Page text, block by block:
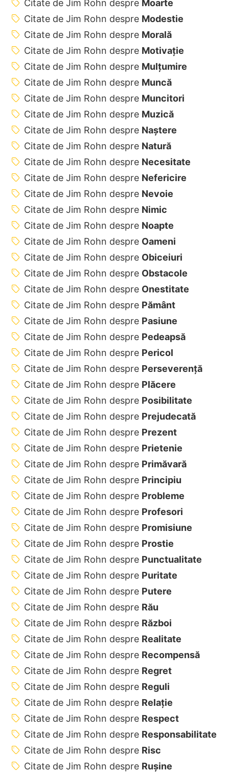
Citate de Jim Rohn despre Moarte
Citate de Jim Rohn despre Modestie
Citate de Jim Rohn despre Morală
Citate de Jim Rohn despre Motivație
Citate de Jim Rohn despre Mulțumire
Citate de Jim Rohn despre Muncă
Citate de Jim Rohn despre Muncitori
Citate de Jim Rohn despre Muzică
Citate de Jim Rohn despre Naștere
Citate de Jim Rohn despre Natură
Citate de Jim Rohn despre Necesitate
Citate de Jim Rohn despre Nefericire
Citate de Jim Rohn despre Nevoie
Citate de Jim Rohn despre Nimic
Citate de Jim Rohn despre Noapte
Citate de Jim Rohn despre Oameni
Citate de Jim Rohn despre Obiceiuri
Citate de Jim Rohn despre Obstacole
Citate de Jim Rohn despre Onestitate
Citate de Jim Rohn despre Pământ
Citate de Jim Rohn despre Pasiune
Citate de Jim Rohn despre Pedeapsă
Citate de Jim Rohn despre Pericol
Citate de Jim Rohn despre Perseverență
Citate de Jim Rohn despre Plăcere
Citate de Jim Rohn despre Posibilitate
Citate de Jim Rohn despre Prejudecată
Citate de Jim Rohn despre Prezent
Citate de Jim Rohn despre Prietenie
Citate de Jim Rohn despre Primăvară
Citate de Jim Rohn despre Principiu
Citate de Jim Rohn despre Probleme
Citate de Jim Rohn despre Profesori
Citate de Jim Rohn despre Promisiune
Citate de Jim Rohn despre Prostie
Citate de Jim Rohn despre Punctualitate
Citate de Jim Rohn despre Puritate
Citate de Jim Rohn despre Putere
Citate de Jim Rohn despre Rău
Citate de Jim Rohn despre Război
Citate de Jim Rohn despre Realitate
Citate de Jim Rohn despre Recompensă
Citate de Jim Rohn despre Regret
Citate de Jim Rohn despre Reguli
Citate de Jim Rohn despre Relație
Citate de Jim Rohn despre Respect
Citate de Jim Rohn despre Responsabilitate
Citate de Jim Rohn despre Risc
Citate de Jim Rohn despre Rușine